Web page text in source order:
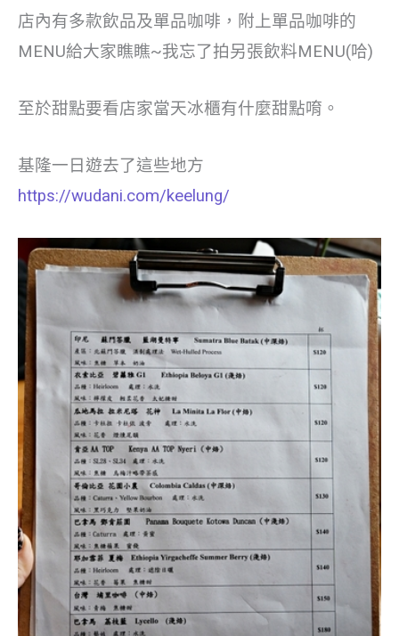
店內有多款飲品及單品咖啡，附上單品咖啡的
MENU給大家瞧瞧~我忘了拍另張飲料MENU(哈)
至於甜點要看店家當天冰櫃有什麼甜點唷。
基隆一日遊去了這些地方
https://wudani.com/keelung/